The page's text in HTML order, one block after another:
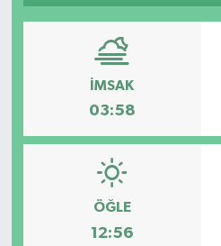
İMSAK
03:58
ÖĞLE
12:56
Kültür-Sanat
Magazin
Politika